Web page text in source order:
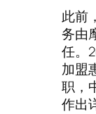
此前
务由
任。
加盟
职，
作出